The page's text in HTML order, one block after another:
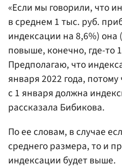
«Если мы говорили, что
в среднем 1 тыс. руб.
индексации на 8,6%) она
повыше, конечно, где-то
Предполагаю, что
января 2022 года,
с 1 января должна
рассказала Бибикова.
По ее словам, в случае
среднего размера, то и
индексации будет выше.